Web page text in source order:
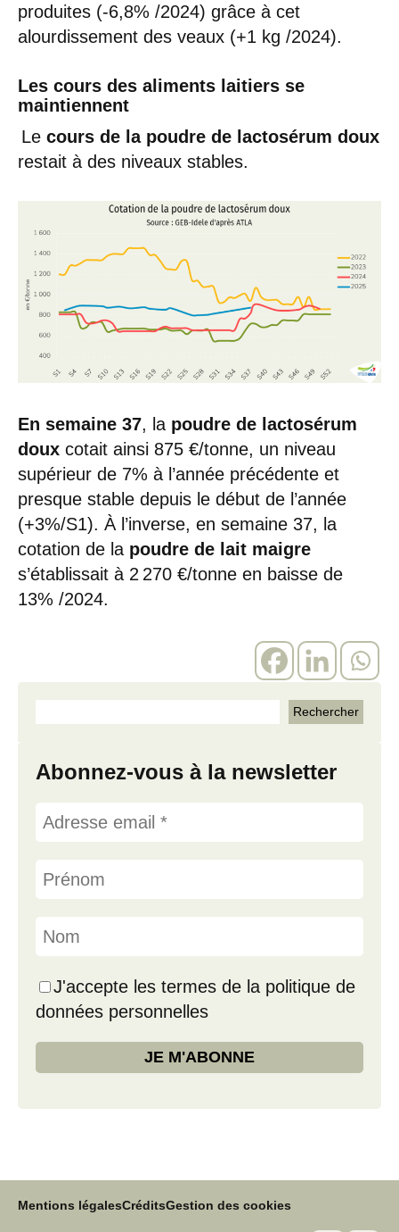
produites (-6,8% /2024) grâce à cet
alourdissement des veaux (+1 kg /2024).
Les cours des aliments laitiers se
maintiennent
Le cours de la poudre de lactosérum doux
restait à des niveaux stables.
En semaine 37, la poudre de lactosérum
doux cotait ainsi 875 €/tonne, un niveau
supérieur de 7% à l’année précédente et
presque stable depuis le début de l’année
(+3%/S1). À l’inverse, en semaine 37, la
cotation de la poudre de lait maigre
s’établissait à 2 270 €/tonne en baisse de
13% /2024.
Abonnez-vous à la newsletter
J'accepte les termes de la politique de
données personnelles
Mentions légalesCréditsGestion des cookies